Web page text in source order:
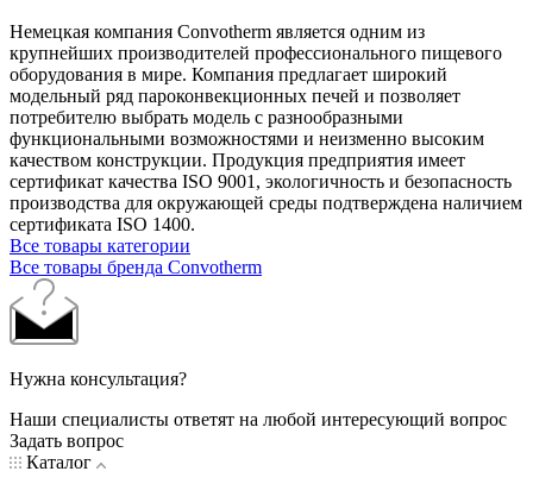
Немецкая компания Convotherm является одним из
крупнейших производителей профессионального пищевого
оборудования в мире. Компания предлагает широкий
модельный ряд пароконвекционных печей и позволяет
потребителю выбрать модель с разнообразными
функциональными возможностями и неизменно высоким
качеством конструкции. Продукция предприятия имеет
сертификат качества ISO 9001, экологичность и безопасность
производства для окружающей среды подтверждена наличием
сертификата ISO 1400.
Все товары категории
Все товары бренда Convotherm
Нужна консультация?
Наши специалисты ответят на любой интересующий вопрос
Задать вопрос
Каталог